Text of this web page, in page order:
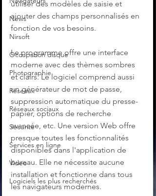
News
Nirsoft
Occupation disque
Photographie
Réseaux
Réseaux sociaux
Sécurité
Services en ligne
Video
Logiciels les plus recherchés
utiliser des modèles de saisie et
ajouter des champs personnalisés en
fonction de vos besoins.
Le programme offre une interface
moderne avec des thèmes sombres
et clairs. Le logiciel comprend aussi
un générateur de mot de passe,
suppression automatique du presse-
papier, options de recherche
avancée, etc. Une version Web offre
presque toutes les fonctionnalités
disponibles dans l'application de
bureau. Elle ne nécessite aucune
installation et fonctionne dans tous
les navigateurs modernes.